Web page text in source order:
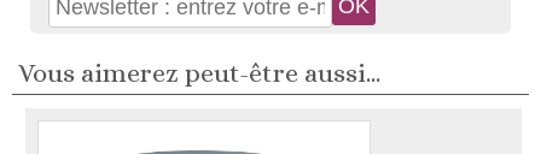
Vous aimerez peut-être aussi...